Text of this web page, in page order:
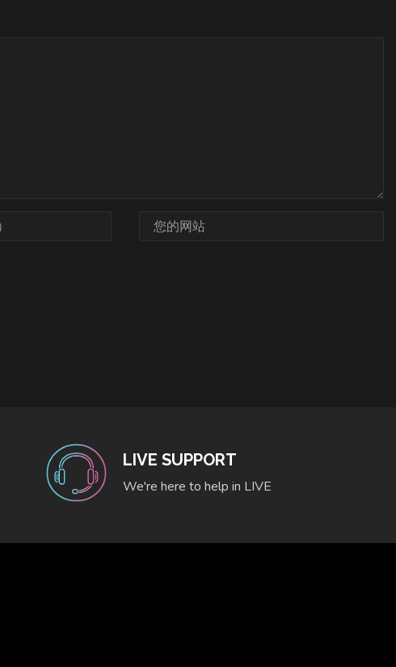
LIVE SUPPORT
We're here to help in LIVE